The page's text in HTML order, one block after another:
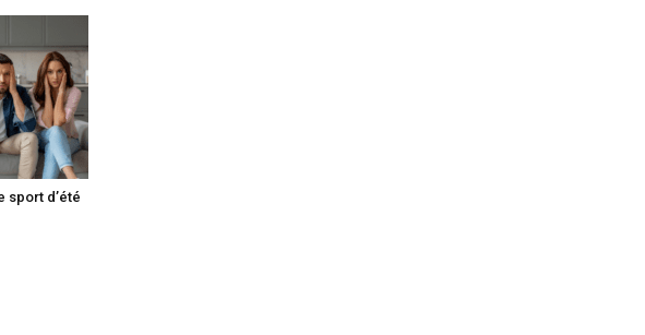
sport d’été